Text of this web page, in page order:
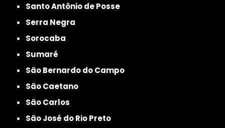
Santo Antônio de Posse
Serra Negra
Sorocaba
Sumaré
São Bernardo do Campo
São Caetano
São Carlos
São José do Rio Preto